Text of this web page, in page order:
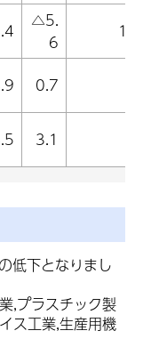
△5.
6
0.7
3.1
低下となりまし
,プラスチック製
ス工業,生産用機